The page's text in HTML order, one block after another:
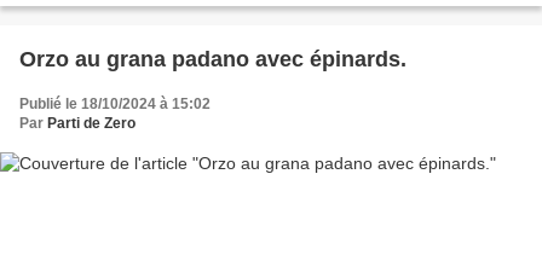
Orzo au grana padano avec épinards.
Publié le 18/10/2024 à 15:02
Par Parti de Zero